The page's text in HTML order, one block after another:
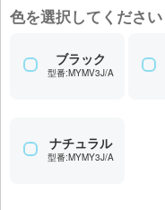
色を選択してください
ブラック
型番:MYMV3J/A
ナチュラル
型番:MYMY3J/A